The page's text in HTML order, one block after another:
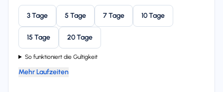
3 Tage 5 Tage 7 Tage 10 Tage
15 Tage 20 Tage
So funktioniert die Gultigkeit
Mehr Laufzeiten